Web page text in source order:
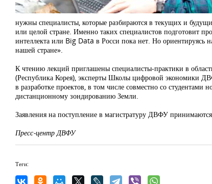
нужны специалисты, которые разбираются в текущих и
или целой стране. Именно таких специалистов
интеллекта или Big Data в Росси пока нет. Но
нашей стране».
К чтению лекций приглашены специалисты-практики в
(Республика Корея), эксперты Школы цифровой экономики
в разработке проектов, в том числе совместно со
дистанционному зондированию Земли.
Заявления на поступление в магистратуру ДВФУ
Пресс-центр ДВФУ
Теги: